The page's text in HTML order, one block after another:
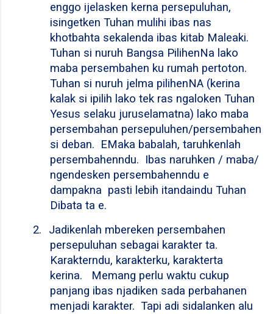
enggo ijelasken kerna persepuluhan,
isingetken Tuhan mulihi ibas nas
khotbahta sekalenda ibas kitab Maleaki.
Tuhan si nuruh Bangsa PilihenNa lako
maba persembahen ku rumah pertoton.
Tuhan si nuruh jelma pilihenNA (kerina
kalak si ipilih lako tek ras ngaloken Tuhan
Yesus selaku juruselamatna) lako maba
persembahan persepuluhen/persembahen
si deban. EMaka babalah, taruhkenlah
persembahenndu. Ibas naruhken / maba/
ngendesken persembahenndu e
dampakna pasti lebih itandaindu Tuhan
Dibata ta e.
2.
Jadikenlah mbereken persembahen
persepuluhan sebagai karakter ta.
Karakterndu, karakterku, karakterta
kerina.
Memang perlu waktu cukup
panjang ibas njadiken sada perbahanen
menjadi karakter. Tapi adi sidalanken alu